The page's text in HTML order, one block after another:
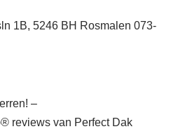
1B, 5246 BH Rosmalen 073-
–
reviews van Perfect Dak